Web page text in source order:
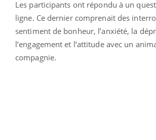
Les participants ont répondu à un
ligne. Ce dernier comprenait des
sentiment de bonheur, l’anxiété, la
l’engagement et l’attitude avec un
compagnie.